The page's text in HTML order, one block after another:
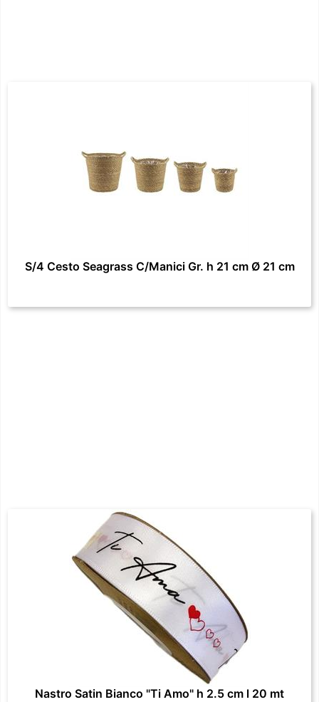
S/4 Cesto Seagrass C/Manici Gr. h 21 cm Ø 21 cm
Nastro Satin Bianco "Ti Amo" h 2.5 cm l 20 mt